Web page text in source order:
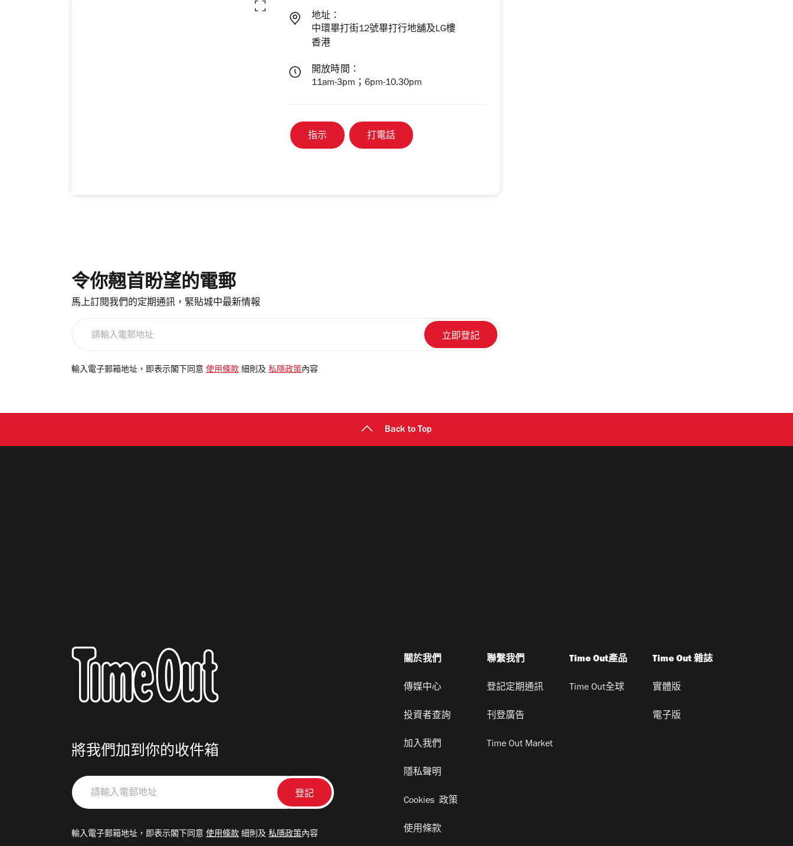
地址：
中環畢打街12號畢打行地舖及LG樓
香港
開放時間：
11am-3pm；6pm-10.30pm
指示 打電話
令你翹首盼望的電郵
馬上訂閱我們的定期通訊，緊貼城中最新情報
電
輸入電子郵箱地址，即表示閣下同意 使用條款 細則及 私隱政策 內容
Back to Top
將我們加到你的收件箱
請
輸
郵
輸入電子郵箱地址，即表示閣下同意 使用條款 細則及 私隱政策內容
關於我們
傳媒中心
投資者查詢
加入我們
隱私聲明
Cookies 政策
使用條款
聯繫我們
登記定期通訊
刊登廣告
Time Out Market
Time Out產品
Time Out全球
Time Out 雜誌
實體版
電子版